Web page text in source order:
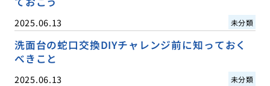
2025.06.13 未分類
洗面台の蛇口交換DIYチャレンジ前に知っておく
べきこと
2025.06.13 未分類